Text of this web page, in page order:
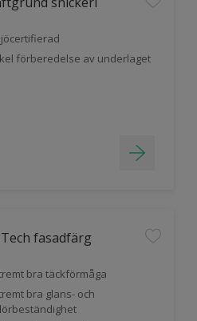
förberedelse av underlaget
fasadfärg
bra täckförmåga
bra glans- och